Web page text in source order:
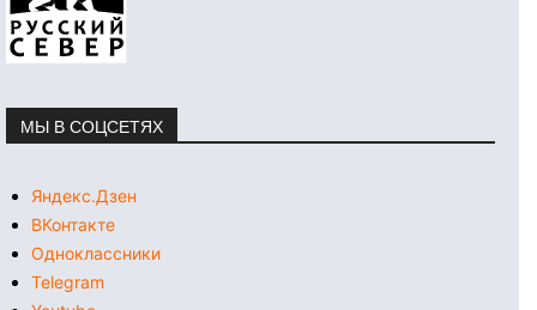
МЫ В СОЦСЕТЯХ
Яндекс.Дзен
ВКонтакте
Одноклассники
Telegram